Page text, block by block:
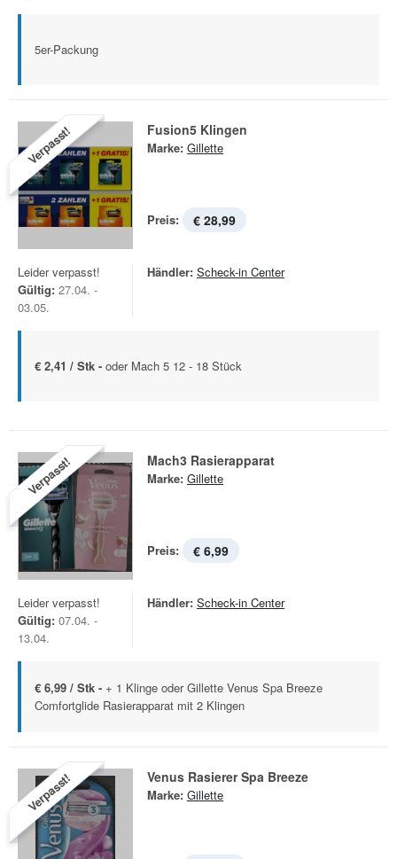
5er-Packung
Verpasst! Fusion5 Klingen
Marke: Gillette
Preis: € 28,99
Leider verpasst!
Gültig: 27.04. -
03.05.
Händler: Scheck-in Center
€ 2,41 / Stk - oder Mach 5 12 - 18 Stück
Verpasst! Mach3 Rasierapparat
Marke: Gillette
Preis: € 6,99
Leider verpasst!
Gültig: 07.04. -
13.04.
Händler: Scheck-in Center
€ 6,99 / Stk - + 1 Klinge oder Gillette Venus Spa Breeze
Comfortglide Rasierapparat mit 2 Klingen
Verpasst! Venus Rasierer Spa Breeze
Marke: Gillette